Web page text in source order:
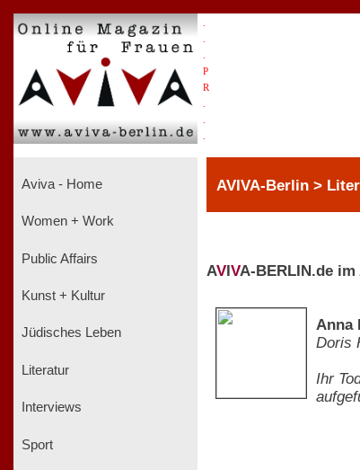
P
R
Aviva - Home
Women + Work
Public Affairs
Kunst + Kultur
Jüdisches Leben
Literatur
Interviews
Sport
AVIVA-Berlin >
AV VA-BERLIN.de im
Anna
Doris
Ihr